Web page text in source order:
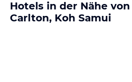
Hotels in der Nähe von
Carlton, Koh Samui